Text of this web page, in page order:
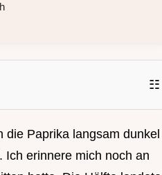
☷
Paprika langsam dunkel
Ich erinnere mich noch an